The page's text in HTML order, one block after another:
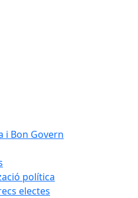
i Bon Govern
política
electes